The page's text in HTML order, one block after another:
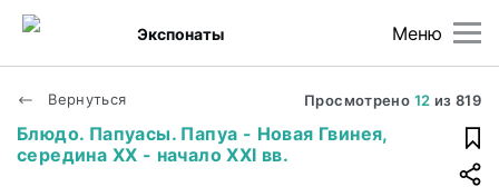
Меню
Экспонаты
Вернуться Просмотрено 12 из 819
Блюдо. Папуасы. Папуа - Новая Гвинея,
середина XX - начало XXI вв.